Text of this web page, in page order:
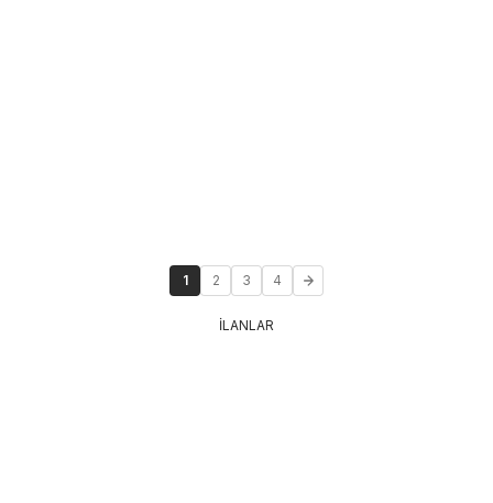
1 2 3 4
İLANLAR